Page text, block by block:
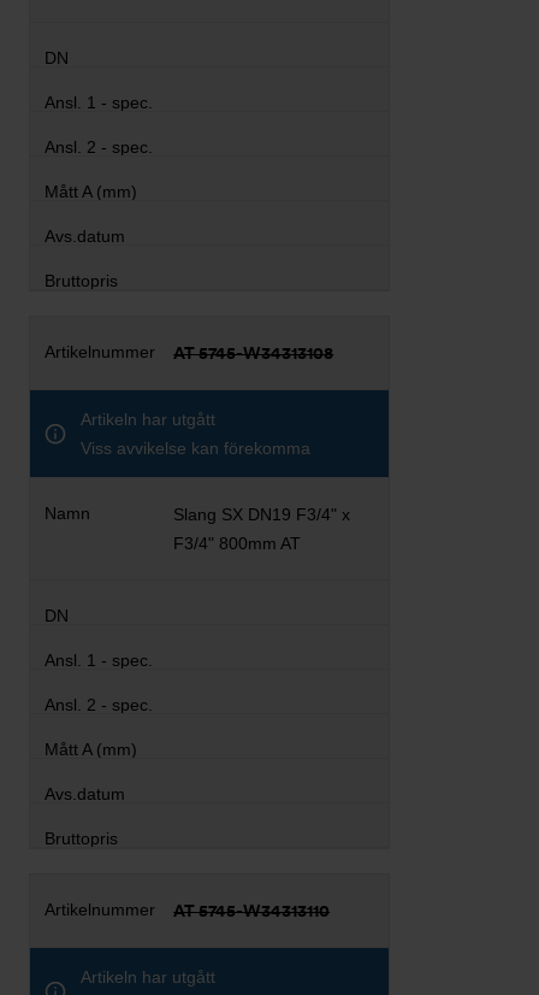
AT 5745-W34313108
Artikeln har utgått
Viss avvikelse kan förekomma
Slang SX DN19 F3/4" x
F3/4" 800mm AT
AT 5745-W34313110
Artikeln har utgått